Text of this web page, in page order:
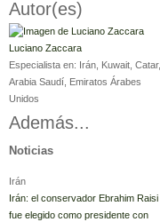
Autor(es)
Luciano Zaccara
Especialista en: Irán, Kuwait, Catar,
Arabia Saudí, Emiratos Árabes
Unidos
Además...
Noticias
Irán
Irán: el conservador Ebrahim Raisi
fue elegido como presidente con